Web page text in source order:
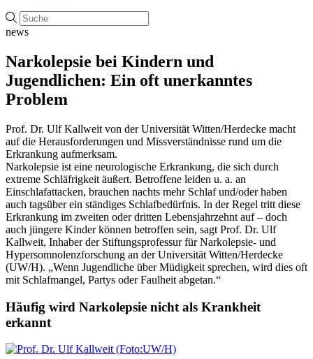
news
Narkolepsie bei Kindern und
Jugendlichen: Ein oft unerkanntes
Problem
Prof. Dr. Ulf Kallweit von der Universität Witten/Herdecke macht
auf die Herausforderungen und Missverständnisse rund um die
Erkrankung aufmerksam.
Narkolepsie ist eine neurologische Erkrankung, die sich durch
extreme Schläfrigkeit äußert. Betroffene leiden u. a. an
Einschlafattacken, brauchen nachts mehr Schlaf und/oder haben
auch tagsüber ein ständiges Schlafbedürfnis. In der Regel tritt diese
Erkrankung im zweiten oder dritten Lebensjahrzehnt auf – doch
auch jüngere Kinder können betroffen sein, sagt Prof. Dr. Ulf
Kallweit, Inhaber der Stiftungsprofessur für Narkolepsie- und
Hypersomnolenzforschung an der Universität Witten/Herdecke
(UW/H). „Wenn Jugendliche über Müdigkeit sprechen, wird dies oft
mit Schlafmangel, Partys oder Faulheit abgetan.“
Häufig wird Narkolepsie nicht als Krankheit
erkannt